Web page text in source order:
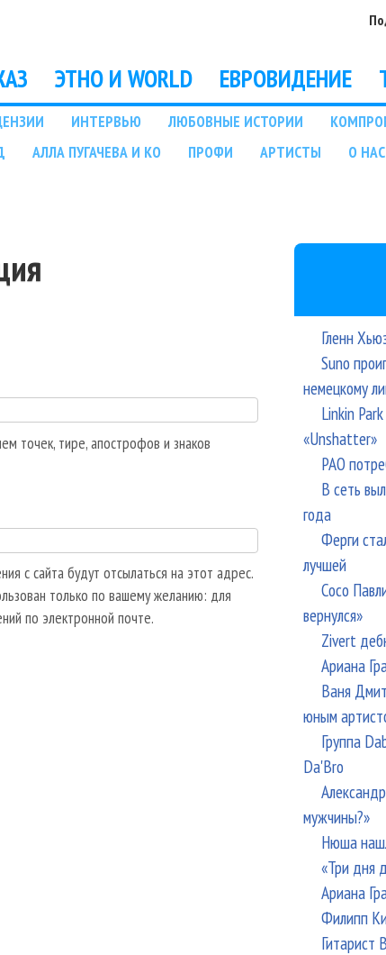
ЭТНО И WORLD ЕВРОВИДЕНИЕ
ИНТЕРВЬЮ ЛЮБОВНЫЕ ИСТОРИИ
АЛЛА ПУГАЧЕВА И КО ПРОФИ АРТИСТЫ О НАС
точек, тире, апострофов и знаков
с сайта будут отсылаться на этот адрес.
только по вашему желанию: для
по электронной почте.
Гленн
Suno
немецкому
Linkin
«Unshatter»
РАО
В сеть
года
Ферги
лучшей
Сосо
вернулся»
Zivert
Ариана
Ваня
юным
Группа
Da'Bro
мужчины?»
Нюша
«Три дня
Ариана
Филипп
Гитарист